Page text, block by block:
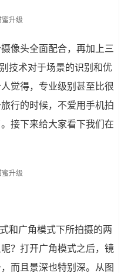
像头全面配合，再加上三
技术对于场景的识别和优
觉得，专业级别甚至比很
行的时候，不爱用手机拍
接下来给大家看下我们在
和广角模式下所拍摄的两
？打开广角模式之后，镜
而且景深也特别深。从图